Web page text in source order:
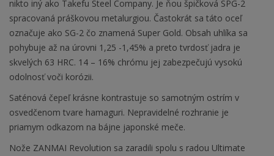
nikto iný ako Takefu Steel Company. Je ňou špičková SPG-2
spracovaná práškovou metalurgiou. Častokrát sa táto oceľ
označuje ako SG-2 čo znamená Super Gold. Obsah uhlíka sa
pohybuje až na úrovni 1,25 -1,45% a preto tvrdosť jadra je
skvelých 63 HRC. 14 – 16% chrómu jej zabezpečujú vysokú
odolnosť voči korózii.
Saténová čepeľ krásne kontrastuje so samotným ostrím v
osvedčenom tvare hamaguri. Nepravidelné rozhranie je
priamym odkazom na bájne japonské meče.
Nože ZANMAI Revolution sa zaradili spolu s radou Ultimate